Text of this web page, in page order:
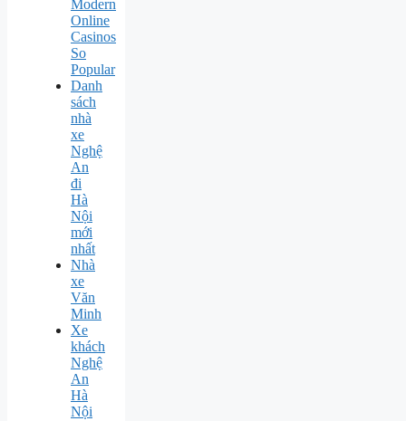
Modern
Online
Casinos
So
Popular
Danh
sách
nhà
xe
Nghệ
An
đi
Hà
Nội
mới
nhất
Nhà
xe
Văn
Minh
Xe
khách
Nghệ
An
Hà
Nội